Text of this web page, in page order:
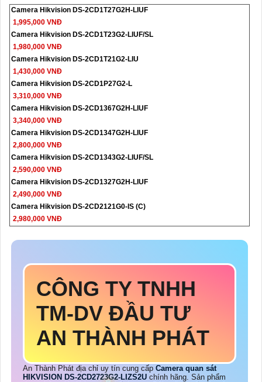
Camera Hikvision DS-2CD1T27G2H-LIUF
1,995,000 VNĐ
Camera Hikvision DS-2CD1T23G2-LIUF/SL
1,980,000 VNĐ
Camera Hikvision DS-2CD1T21G2-LIU
1,430,000 VNĐ
Camera Hikvision DS-2CD1P27G2-L
3,310,000 VNĐ
Camera Hikvision DS-2CD1367G2H-LIUF
3,340,000 VNĐ
Camera Hikvision DS-2CD1347G2H-LIUF
2,800,000 VNĐ
Camera Hikvision DS-2CD1343G2-LIUF/SL
2,590,000 VNĐ
Camera Hikvision DS-2CD1327G2H-LIUF
2,490,000 VNĐ
Camera Hikvision DS-2CD2121G0-IS (C)
2,980,000 VNĐ
CÔNG TY TNHH
TM-DV ĐẦU TƯ
AN THÀNH PHÁT
An Thành Phát địa chỉ uy tín cung cấp Camera quan sát
HIKVISION DS-2CD2723G2-LIZS2U chính hãng. Sản phẩm